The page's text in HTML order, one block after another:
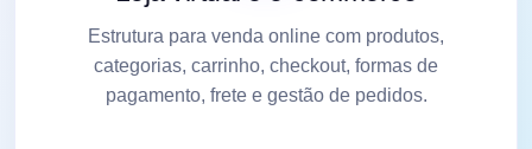
Estrutura para venda online com produtos,
categorias, carrinho, checkout, formas de
pagamento, frete e gestão de pedidos.